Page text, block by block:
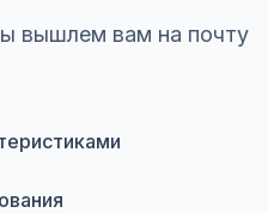
вышлем вам на почту